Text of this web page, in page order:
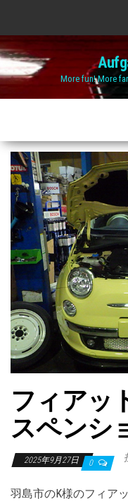
the
content
More fun! More
フィア
スペンシ
2025年9月27日 0
羽島市のK様のフィア